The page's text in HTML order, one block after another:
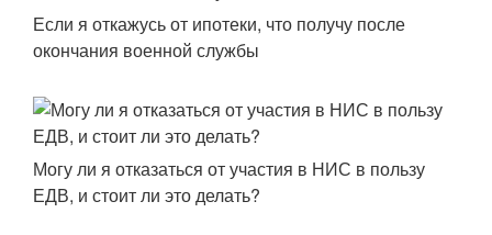
Если я откажусь от ипотеки, что получу после
окончания военной службы
Могу ли я отказаться от участия в НИС в пользу
ЕДВ, и стоит ли это делать?